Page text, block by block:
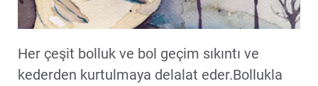
Her çeşit bolluk ve bol geçim sıkıntı ve
kederden kurtulmaya delalat eder.Bollukla